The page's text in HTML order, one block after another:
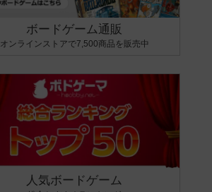
ボードゲーム通販
オンラインストアで7,500商品を販売中
人気ボードゲーム